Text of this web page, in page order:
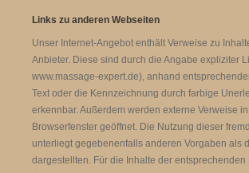
Links zu anderen Webseiten
Unser Internet-Angebot enthält Verweise zu
Anbieter. Diese sind durch die Angabe expliziter
www.massage-expert.de), anhand
Text oder die Kennzeichnung durch farbige
erkennbar. Außerdem werden externe Verweise
Browserfenster geöffnet. Die Nutzung dieser
unterliegt gegebenenfalls anderen Vorgaben als
dargestellten. Für die Inhalte der entsprechenden